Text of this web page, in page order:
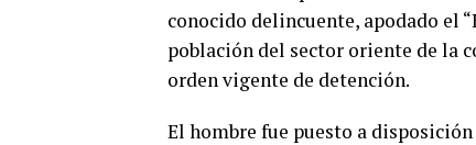
conocido delincuente, apodado el
población del sector oriente de la
orden vigente de detención.
El hombre fue puesto a